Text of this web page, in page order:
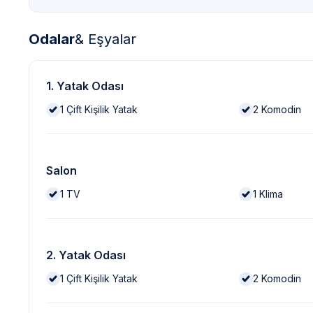
Odalar& Eşyalar
1. Yatak Odası
1 Çift Kişilik Yatak 2 Komodin
Salon
1 TV 1 Klima
2. Yatak Odası
1 Çift Kişilik Yatak 2 Komodin